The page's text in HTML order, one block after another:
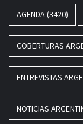
AGENDA(3420)
COBERTURAS
ENTREVISTAS
NOTICIAS